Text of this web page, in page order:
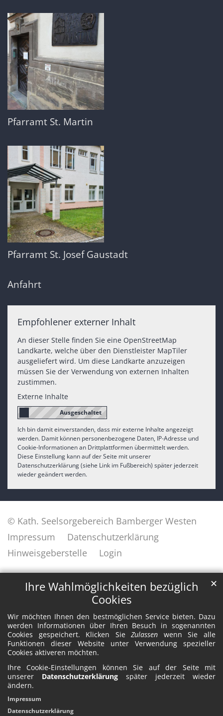
Ihre Wahlmöglichkeiten bezüglich
Cookies
Wir möchten Ihnen den bestmöglichen Service bieten. Dazu
werden Informationen über Ihren Besuch in sogenannten
Cookies gespeichert. Klicken SieZulassen wenn Sie alle
Funktionen dieser Website unter Verwendung spezieller
Cookies aktiveren möchten.
Ihre Cookie-Einstellungen können Sie auf der Seite mit
unserer Datenschutzerklärung später jederzeit wieder
ändern.
✕
Impressum
Datenschutzerklärung
Pfarramt St. Martin
Pfarramt St. Josef Gaustadt
Anfahrt
Empfohlener externer Inhalt
An dieser Stelle finden Sie eine OpenStreetMap
Landkarte, welche über den Dienstleister MapTiler
ausgeliefert wird. Um diese Landkarte anzuzeigen
müssen Sie der Verwendung von externen Inhalten
zustimmen.
Externe Inhalte
Ich bin damit einverstanden, dass mir externe Inhalte angezeigt
werden. Damit können personenbezogene Daten, IP-Adresse und
Cookie-Informationen an Drittplattformen übermittelt werden.
Diese Einstellung kann auf der Seite mit unserer
Datenschutzerklärung (siehe Link im Fußbereich) später jederzeit
wieder geändert werden.
© Kath. Seelsorgebereich Bamberger Westen
Impressum
Datenschutzerklärung
Hinweisgeberstelle
Login